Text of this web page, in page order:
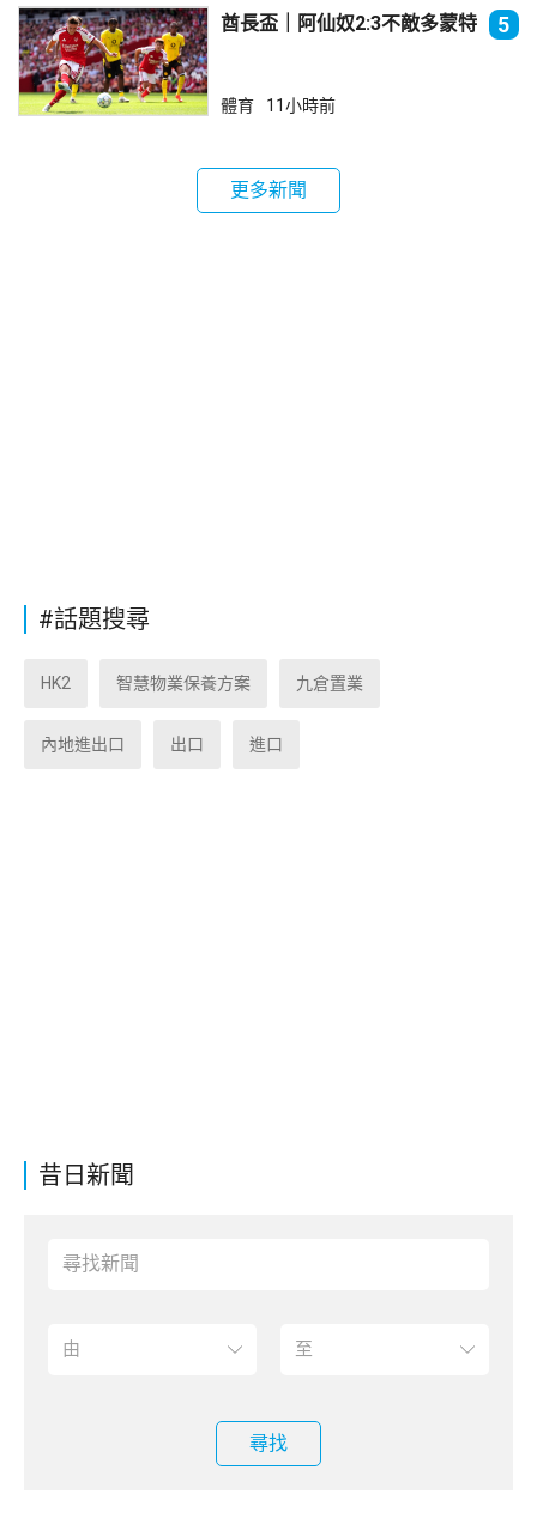
昔日新聞
尋找
酋長盃｜阿仙奴2:3不敵多蒙特 5
體育 11小時前
更多新聞
#話題搜尋
HK2 智慧物業保養方案 九倉置業
內地進出口 出口 進口